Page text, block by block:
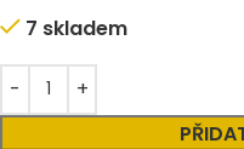
7 skladem
Alternative: